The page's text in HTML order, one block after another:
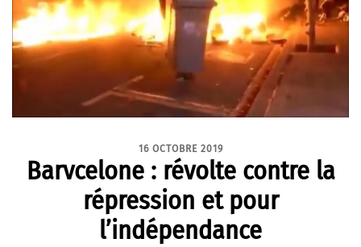
16 OCTOBRE 2019
Barvcelone : révolte contre la
répression et pour
l’indépendance